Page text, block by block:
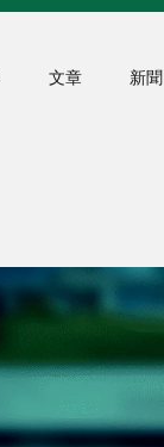
文章 新聞